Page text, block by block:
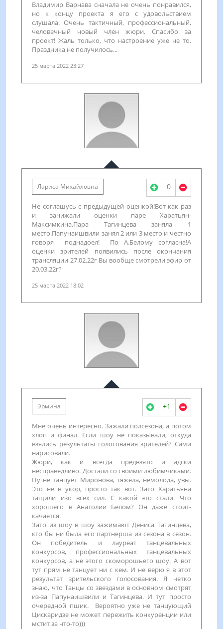
Владимир Варнава сначала не очень понравился,
но к концу проекта я его с удовольствием
слушала. Очень тактичный, профессиональный,
человечный новый член жюри. Спасибо за
проект! Жаль только, что настроение уже не то.
Праздника не получилось...
25 марта 2022 23:27
Лариса Михайловна 0
Не соглашусь с предыдущей оценкой!Вот как раз
и занижали оценки паре Харатьян-
Максимкина.Пара Тагинцева заняла 1
место.Папунаишвили занял 2 или 3 место и честно
говоря поднадоел! По А.Белому согласна!А
оценки зрителей появились после окончания
трансляции 27.02.22г Вы вообще смотрели эфир от
20.03.22г?
25 марта 2022 18:02
Эрмина +1
Мне очень интересно. Зажали полсезона, а потом
хлоп и финал. Если шоу не показывали, откуда
взялись результаты голосования зрителей? Сами
нарисовали.
Жюри, как и всегда предвзято и адски
несправедливо. Достали со своими любимчиками.
Ну не танцует Миронова, тяжела, немолода, увы.
Это не в укор, просто так вот. Зато Харатьяна
тащили изо всех сил. С какой это стали. Что
хорошего в Анатолии Белом? Он даже стоит-
качается.
Зато из шоу в шоу зажимают Дениса Тагинцева,
кто бы ни была его партнерша из сезона в сезон.
Он победитель и лауреат танцевальных
конкурсов, профессиональных танцевальных
конкурсов, а не этого скоморошьего шоу. А вот
тут прям не танцует ни с кем. И не верю я в этот
результат зрительского голосования. Я четко
знаю, что Танцы со звездами в основном смотрят
из-за Папунаишвили и Тагинцева. И тут просто
очередной пшик. Вероятно уже не танцующий
Цискаридзе не может пережить конкуренции или
мстит за что-то)))